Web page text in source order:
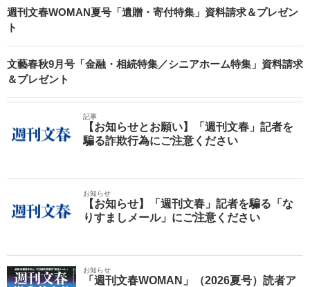
週刊文春WOMAN夏号「遺贈・寄付特集」資料請求＆プレゼン
ト
文藝春秋9月号「金融・相続特集／シニアホーム特集」資料請求
＆プレゼント
記事
【お知らせとお願い】「週刊文春」記者を
騙る詐欺行為にご注意ください
お知らせ
【お知らせ】「週刊文春」記者を騙る「な
りすましメール」にご注意ください
お知らせ
「週刊文春WOMAN」（2026夏号）読者ア